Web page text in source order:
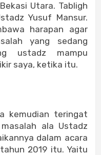
Utara. Tabligh
Yusuf Mansur.
harapan agar
yang sedang
ustadz mampu
saya, ketika itu.
kemudian teringat
ala Ustadz
dalam acara
2019 itu. Yaitu